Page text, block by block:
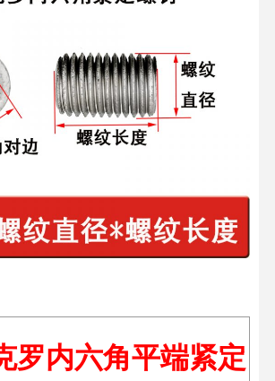
罗内六角平端紧定